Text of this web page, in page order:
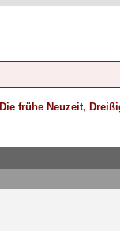
Die frühe Neuzeit,